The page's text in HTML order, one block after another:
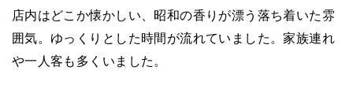
店内はどこか懐かしい、昭和の香りが漂う落ち着いた雰
囲気。ゆっくりとした時間が流れていました。家族連れ
や一人客も多くいました。